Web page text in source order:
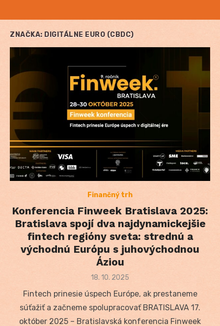
ZNAČKA: DIGITÁLNE EURO (CBDC)
Finančný trh
Konferencia Finweek Bratislava 2025:
Bratislava spojí dva najdynamickejšie
fintech regióny sveta: strednú a
východnú Európu s juhovýchodnou
Áziou
Posted
18. 10. 2025
Fintech prinesie úspech Európe, ak prestaneme
súťažiť a začneme spolupracovať BRATISLAVA 17.
október 2025 – Bratislavská konferencia Finweek